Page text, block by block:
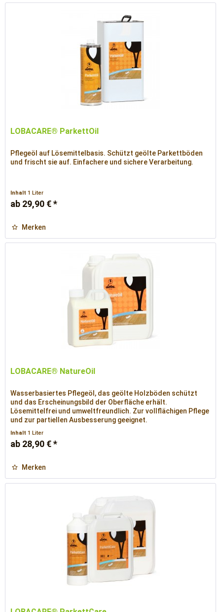
LOBACARE® ParkettOil
Pflegeöl auf Lösemittelbasis. Schützt geölte Parkettböden
und frischt sie auf. Einfachere und sichere Verarbeitung.
Inhalt1 Liter
ab 29,90 € *
Merken
LOBACARE® NatureOil
Wasserbasiertes Pflegeöl, das geölte Holzböden schützt
und das Erscheinungsbild der Oberfläche erhält.
Lösemittelfrei und umweltfreundlich. Zur vollflächigen Pflege
und zur partiellen Ausbesserung geeignet.
Inhalt1 Liter
ab 28,90 € *
Merken